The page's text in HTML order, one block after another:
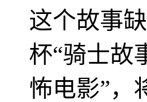
这个故事
杯“骑士故
怖电影”，